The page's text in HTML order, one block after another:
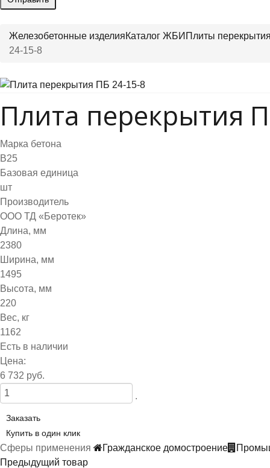
Железобетонные изделияКаталог ЖБИ Плиты
24-15-8
Плита перекрытия
Марка бетона
B25
Базовая единица
шт
Производитель
ООО ТД «Беротек»
Длина, мм
2380
Ширина, мм
1495
Высота, мм
220
Вес, кг
1162
Есть в наличии
Цена:
6 732 руб.
.
Заказать
Купить в один клик
Сферы применения Гражданское домостроение
Предыдущий товар